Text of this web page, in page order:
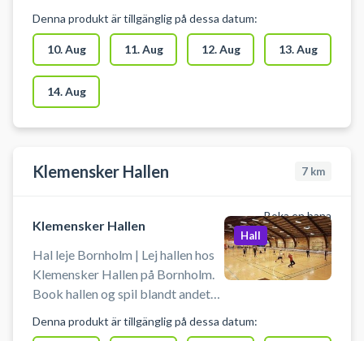
Bornholm. Gratis parkering ved
Hasle Hallen, så det er nemt at
komme til, hvis du lejer hele hallen
og er i bil på Bornholm. Medbring
selv udstyr fx indendørs fodbold
eller håndbold ved booking af hele
Denna produkt är tillgänglig på dessa datum:
10. Aug 11. Aug 12. Aug 13. Aug
14. Aug
Klemensker Hallen 7 km
Boka en bana
Klemensker Hallen
Hal leje Bornholm | Lej hallen hos
Klemensker Hallen på Bornholm.
Book hallen og spil blandt andet
baner, håndbold (uden harpiks),
Hall
Denna produkt är tillgänglig på dessa datum: